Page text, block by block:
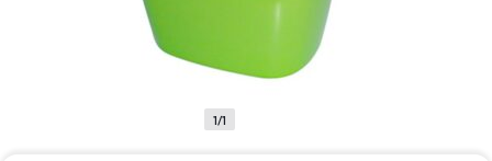
1/1